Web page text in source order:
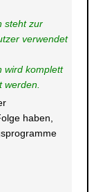
steht zur
verwendet
wird komplett
werden.
haben,